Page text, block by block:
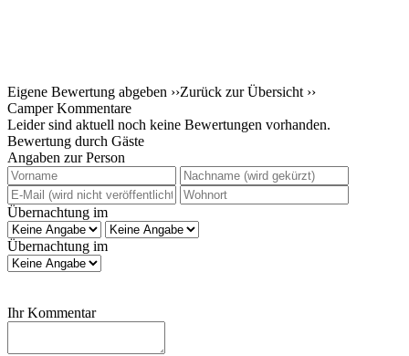
Eigene Bewertung abgeben ››Zurück zur Übersicht ››
Camper Kommentare
Leider sind aktuell noch keine Bewertungen vorhanden.
Bewertung durch Gäste
Angaben zur Person
Übernachtung im
Übernachtung im
Ihr Kommentar